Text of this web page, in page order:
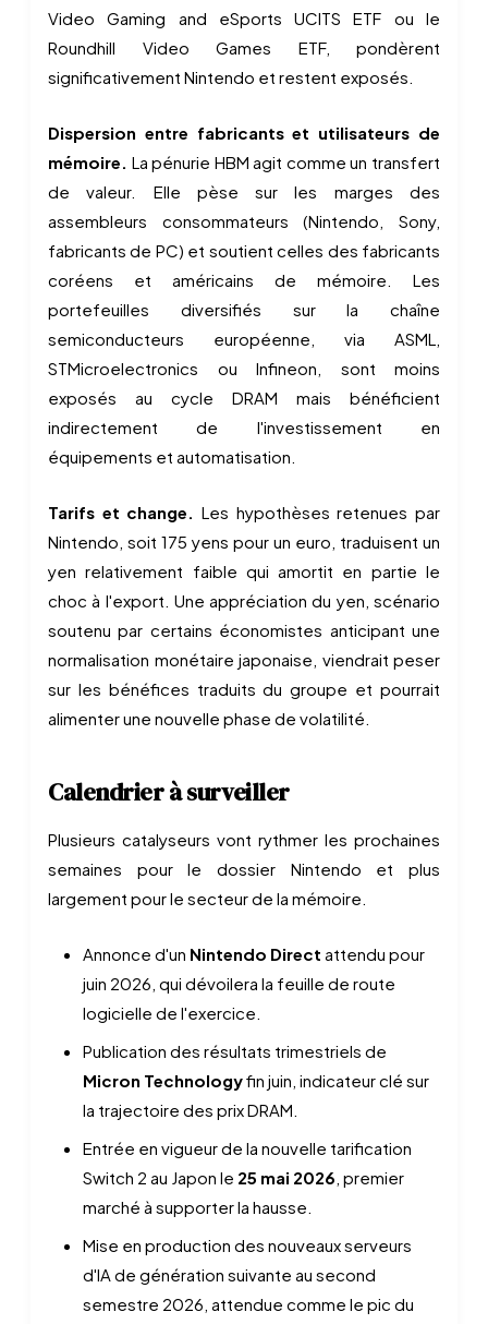
Video Gaming and eSports UCITS ETF ou le
Roundhill Video Games ETF, pondèrent
significativement Nintendo et restent exposés.
Dispersion entre fabricants et utilisateurs de
mémoire. La pénurie HBM agit comme un transfert
de valeur. Elle pèse sur les marges des
assembleurs consommateurs (Nintendo, Sony,
fabricants de PC) et soutient celles des fabricants
coréens et américains de mémoire. Les
portefeuilles diversifiés sur la chaîne
semiconducteurs européenne, via ASML,
STMicroelectronics ou Infineon, sont moins
exposés au cycle DRAM mais bénéficient
indirectement de l'investissement en
équipements et automatisation.
Tarifs et change. Les hypothèses retenues par
Nintendo, soit 175 yens pour un euro, traduisent un
yen relativement faible qui amortit en partie le
choc à l'export. Une appréciation du yen, scénario
soutenu par certains économistes anticipant une
normalisation monétaire japonaise, viendrait peser
sur les bénéfices traduits du groupe et pourrait
alimenter une nouvelle phase de volatilité.
Calendrier à surveiller
Plusieurs catalyseurs vont rythmer les prochaines
semaines pour le dossier Nintendo et plus
largement pour le secteur de la mémoire.
Annonce d'un Nintendo Direct attendu pour
juin 2026, qui dévoilera la feuille de route
logicielle de l'exercice.
Publication des résultats trimestriels de
Micron Technologyfin juin, indicateur clé sur
la trajectoire des prix DRAM.
Entrée en vigueur de la nouvelle tarification
Switch 2 au Japon le 25 mai 2026, premier
marché à supporter la hausse.
Mise en production des nouveaux serveurs
d'IA de génération suivante au second
semestre 2026, attendue comme le pic du